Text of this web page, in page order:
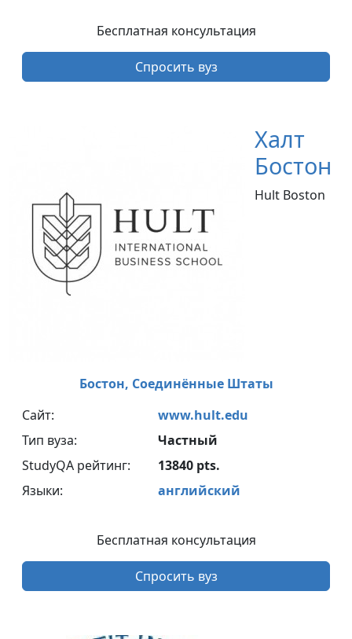
Бесплатная консультация
Спросить вуз
Халт
Бостон
Hult Boston
Бостон, Соединённые Штаты
Сайт:
www.hult.edu
Тип вуза:
Частный
StudyQA рейтинг:
13840 pts.
Языки:
английский
Бесплатная консультация
Спросить вуз